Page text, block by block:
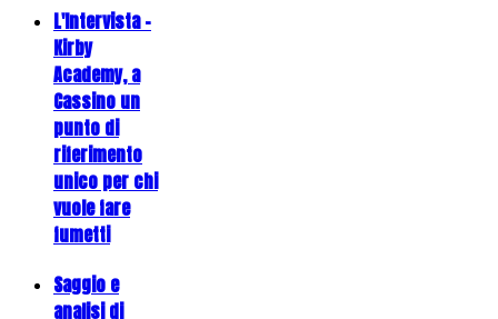
L'Intervista -
Kirby
Academy, a
Cassino un
punto di
riferimento
unico per chi
vuole fare
fumetti
Saggio e
analisi di